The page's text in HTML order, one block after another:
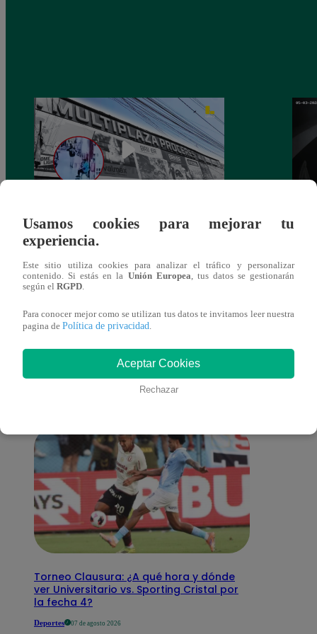
Asesinan a comerciante ferretero dentro de
galería en San Juan de Lurigancho
También te puede
interesar
Torneo Clausura: ¿A qué hora y dónde
ver Universitario vs. Sporting Cristal por
la fecha 4?
Deportes 07 de agosto 2026
Usamos cookies para mejorar tu
experiencia.
Este sitio utiliza cookies para analizar el tráfico y personalizar
contenido. Si estás en la Unión Europea , tus datos se gestionarán
según el RGPD
Para conocer mejor como se utilizan tus datos te invitamos leer nuestra
pagina de Política de privacidad
Aceptar Cookies
Rechazar